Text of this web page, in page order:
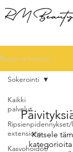
Ripset ja kulmat
Kaikki
palvelut
Ripsienpidennykset/
extensions
Kasvohoidot/
Sokerointi
Katsele
kategorioita